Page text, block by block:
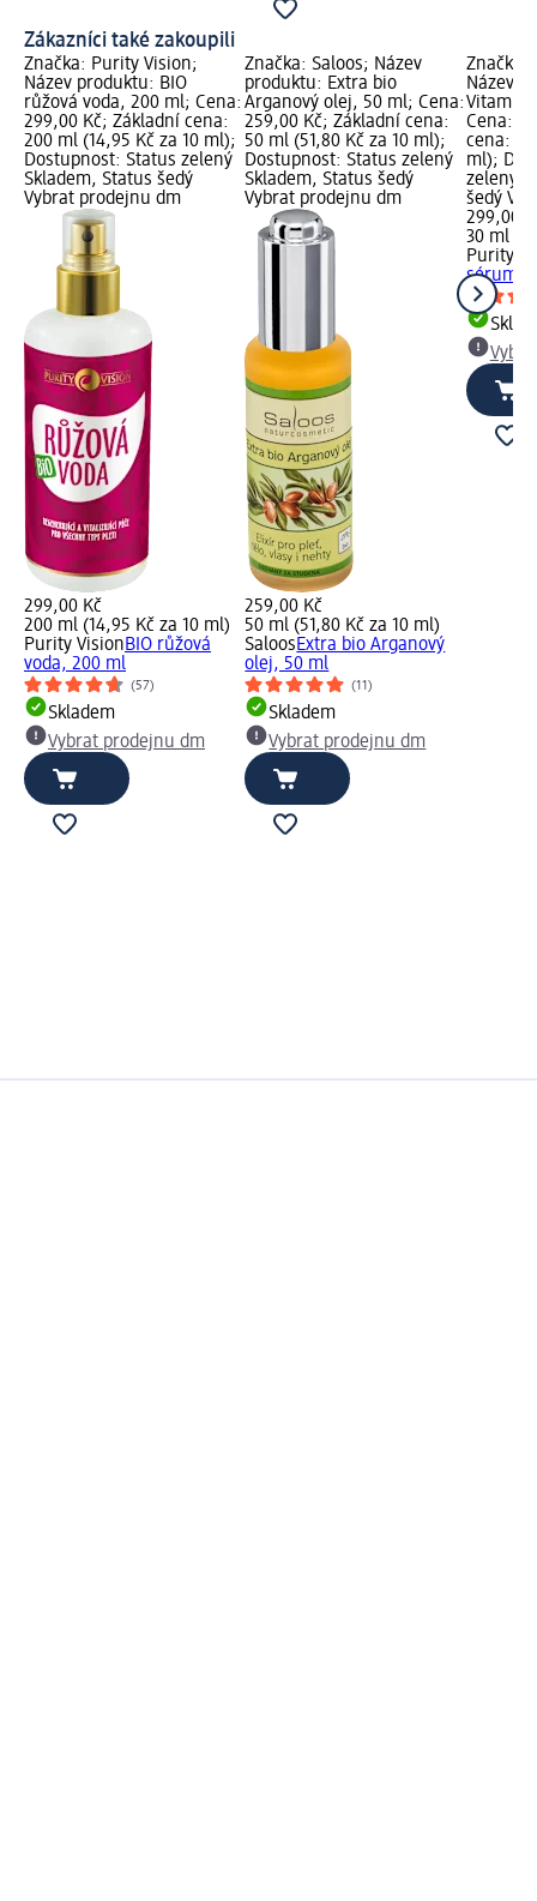
Zákazníci také zakoupili
Značka: Purity Vision;
Název produktu: BIO
růžová voda, 200 ml; Cena:
299,00 Kč; Základní cena:
200 ml (14,95 Kč za 10 ml);
Dostupnost: Status zelený
Skladem, Status šedý
Vybrat prodejnu dm
299,00 Kč
200 ml (14,95 Kč za 10 ml)
Purity VisionBIO růžová
voda, 200 ml
(57)
Skladem
Vybrat prodejnu dm
Značka: Saloos; Název
produktu: Extra bio
Arganový olej, 50 ml; Cena:
259,00 Kč; Základní cena:
50 ml (51,80 Kč za 10 ml);
Dostupnost: Status zelený
Skladem, Status šedý
Vybrat prodejnu dm
259,00 Kč
50 ml (51,80 Kč za 10 ml)
SaloosExtra bio Arganový
olej, 50 ml
(11)
Skladem
Vybrat prodejnu dm
Značka:
Název
Vitamín
Cena:
cena: 30
ml);
zelený
šedý
299,00
30 ml
Purity
sérum,